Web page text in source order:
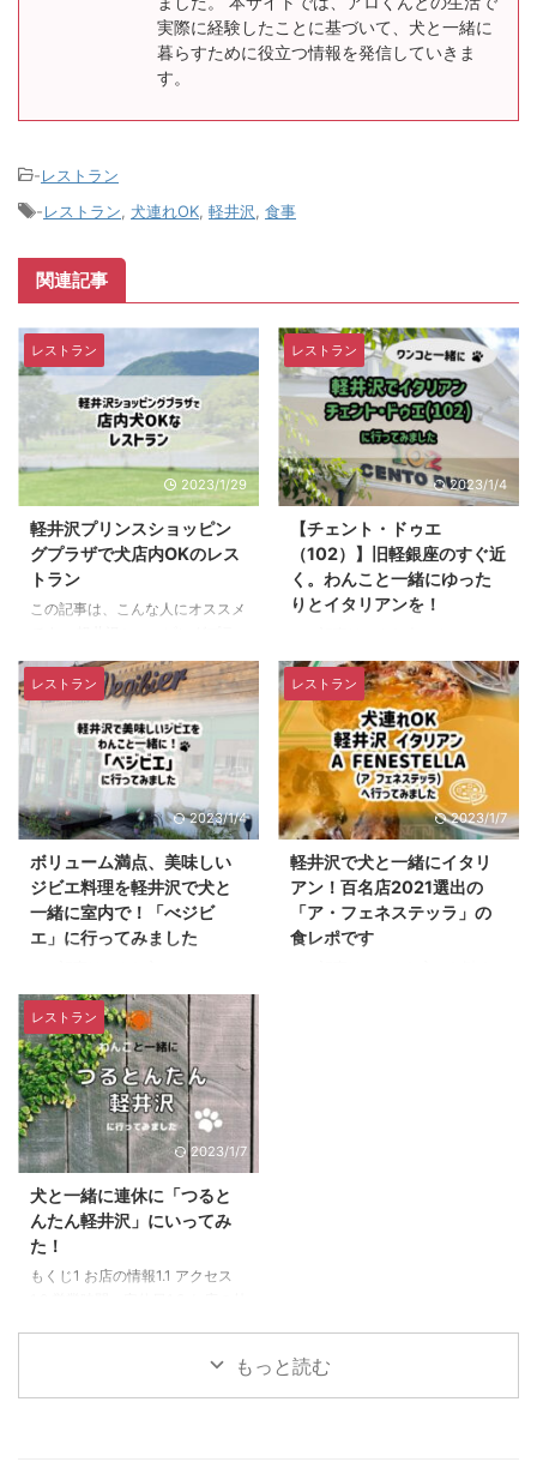
実際に経験したことに基づいて、犬と一緒に
暮らすために役立つ情報を発信していきま
す。
-レストラン
-レストラン 犬連れOK 軽井沢 食事
関連記事
レストラン
2023/1/29
軽井沢プリンスショッピン
グプラザで犬店内OKのレス
トラン
この記事は、こんな人にオススメ
ザでワンちゃんと一緒に店内で食
事を楽しみたい方 軽井沢駅周辺
で、ワンちゃんと一緒に店内で食
事を楽しみたい方 もくじ1 サクレ
フルール1.1 お店の外観1.2 店内の
様子1.3 営業時間・定休日1.4 支
払い方法1.5 予約の方法1.6 メニュ
ー1.7 サクレフルール：本日のオ
ーダー1.8 サクレフルールまとめ2
DOG DEPT + CAFE2.1 お店の外
観2.2 店内の様子2.3 営業時間・
定休日2.4 支払い方法2.5 メニュ
ー3 まとめ ...
レストラン
2023/1/4
【チェント・ドゥエ
（102）】旧軽銀座のすぐ近
く。わんこと一緒にゆった
りとイタリアンを！
す。 軽井沢で犬と一緒にご飯を
食べることができるレストランを
探している方 イタリアン好きな
方 軽井沢でアットホームでゆっ
くりできるレストランを探してい
る方 軽井沢に来る度に、いつも
新しいお店を探してトライするの
が楽しみで、旅行を計画する度に
犬連れで訪問できるお店を探して
います。 そんな中、今回は旧軽
銀座の近くにある隠れ家的なイタ
リンアン「チェント・デゥエ
（102）」に行ってみました。 お
レストラン
2023/1/4
ボリューム満点、美味しい
ジビエ料理を軽井沢で犬と
一緒に室内で！「べジビ
エ」に行ってみました
す。 犬連れで軽井沢でレストラ
ンを探している人 犬連れで軽井
沢でゆっくりできるお店を探して
いる人 ジビエを食べたい人 もく
じ1 お店の基本情報1.1 店舗1.2 ア
クセス1.3 営業時間・定休日1.4
支払い方法1.5 予約の方法2 べジ
ビエ：本日のオーダー2.1 メニュ
ー2.2 本日のスープ2.3 べジビエ
バーグサンド2.4 べジビエdeアリ
ゴ〜温かいソースと色々お野菜〜
2.5 べジビエパスタ2.6 グリュイ
エールチーズと焼き立てベーコン
レストラン
2023/1/7
軽井沢で犬と一緒にイタリ
アン！百名店2021選出の
「ア・フェネステッラ」の
食レポです
レストラン
2023/1/7
犬と一緒に連休に「つると
んたん軽井沢」にいってみ
た！
もくじ1 お店の情報1.1 アクセス
ダー2.1 つるとんミニハーブサラ
ダ2.2 季節の揚げ物2.3 海老クリ
もっと読む